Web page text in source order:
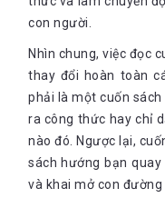
con người.
Nhìn chung, việc đọc
thay đổi hoàn toàn
phải là một cuốn sách
ra công thức hay chỉ
nào đó. Ngược lại,
sách hướng bạn
và khai mở con đường